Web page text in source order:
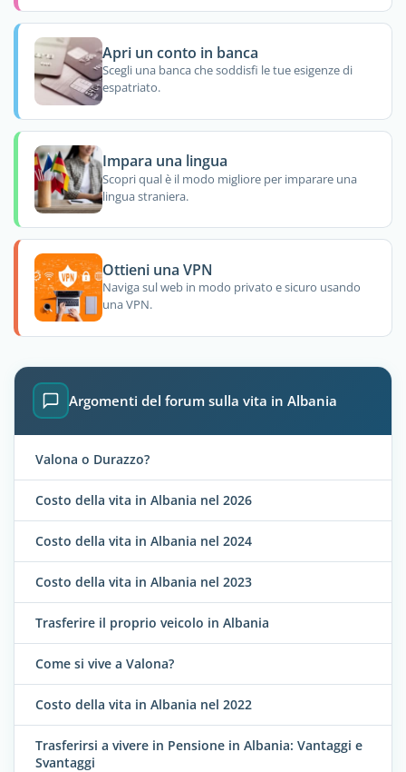
Apri un conto in banca
Scegli una banca che soddisfi le tue esigenze di
espatriato.
Impara una lingua
Scopri qual è il modo migliore per imparare una
lingua straniera.
Ottieni una VPN
Naviga sul web in modo privato e sicuro usando
una VPN.
Argomenti del forum sulla vita in Albania
Valona o Durazzo?
Costo della vita in Albania nel 2026
Costo della vita in Albania nel 2024
Costo della vita in Albania nel 2023
Trasferire il proprio veicolo in Albania
Come si vive a Valona?
Costo della vita in Albania nel 2022
Trasferirsi a vivere in Pensione in Albania: Vantaggi e
Svantaggi